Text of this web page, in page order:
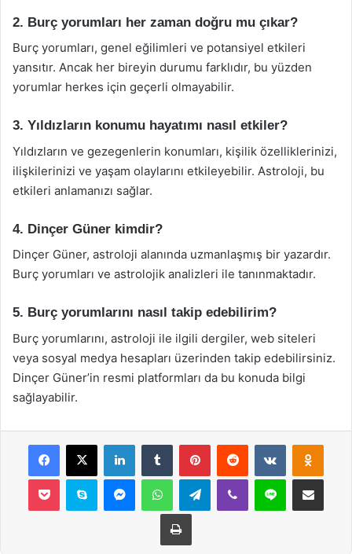
2. Burç yorumları her zaman doğru mu çıkar?
Burç yorumları, genel eğilimleri ve potansiyel etkileri
yansıtır. Ancak her bireyin durumu farklıdır, bu yüzden
yorumlar herkes için geçerli olmayabilir.
3. Yıldızların konumu hayatımı nasıl etkiler?
Yıldızların ve gezegenlerin konumları, kişilik özelliklerinizi,
ilişkilerinizi ve yaşam olaylarını etkileyebilir. Astroloji, bu
etkileri anlamanızı sağlar.
4. Dinçer Güner kimdir?
Dinçer Güner, astroloji alanında uzmanlaşmış bir yazardır.
Burç yorumları ve astrolojik analizleri ile tanınmaktadır.
5. Burç yorumlarını nasıl takip edebilirim?
Burç yorumlarını, astroloji ile ilgili dergiler, web siteleri
veya sosyal medya hesapları üzerinden takip edebilirsiniz.
Dinçer Güner’in resmi platformları da bu konuda bilgi
sağlayabilir.
Facebook
X LinkedInTumblr PinterestReddit VKontakte
Pocket Skype MessengerWhatsAppTelegramViber Line E-Posta ile
Yazdır